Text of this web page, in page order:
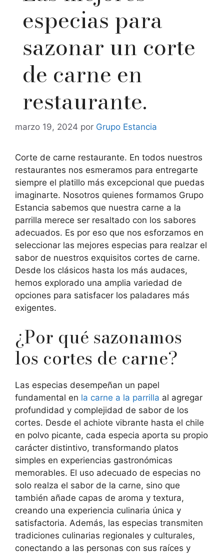
especias para
sazonar un corte
de carne en
restaurante.
marzo 19, 2024 por Grupo Estancia
Corte de carne restaurante. En todos nuestros
restaurantes nos esmeramos para entregarte
siempre el platillo más excepcional que puedas
imaginarte. Nosotros quienes formamos Grupo
Estancia sabemos que nuestra carne a la
parrilla merece ser resaltado con los sabores
adecuados. Es por eso que nos esforzamos en
seleccionar las mejores especias para realzar el
sabor de nuestros exquisitos cortes de carne.
Desde los clásicos hasta los más audaces,
hemos explorado una amplia variedad de
opciones para satisfacer los paladares más
exigentes.
¿Por qué sazonamos
los cortes de carne?
Las especias desempeñan un papel
fundamental en la carne a la parrilla al agregar
profundidad y complejidad de sabor de los
cortes. Desde el achiote vibrante hasta el chile
en polvo picante, cada especia aporta su propio
carácter distintivo, transformando platos
simples en experiencias gastronómicas
memorables. El uso adecuado de especias no
solo realza el sabor de la carne, sino que
también añade capas de aroma y textura,
creando una experiencia culinaria única y
satisfactoria. Además, las especias transmiten
tradiciones culinarias regionales y culturales,
conectando a las personas con sus raíces y